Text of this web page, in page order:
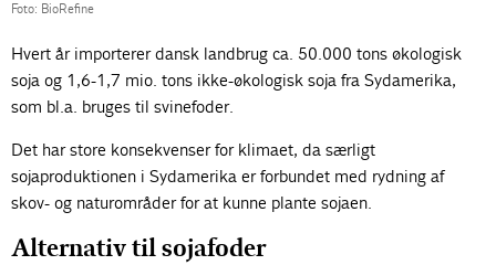
Foto: BioRefine
Hvert år importerer dansk landbrug ca. 50.000 tons økologisk
soja og 1,6-1,7 mio. tons ikke-økologisk soja fra Sydamerika,
som bl.a. bruges til svinefoder.
Det har store konsekvenser for klimaet, da særligt
sojaproduktionen i Sydamerika er forbundet med rydning af
skov- og naturområder for at kunne plante sojaen.
Alternativ til sojafoder